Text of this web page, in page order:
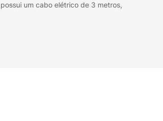
um cabo elétrico de 3 metros,